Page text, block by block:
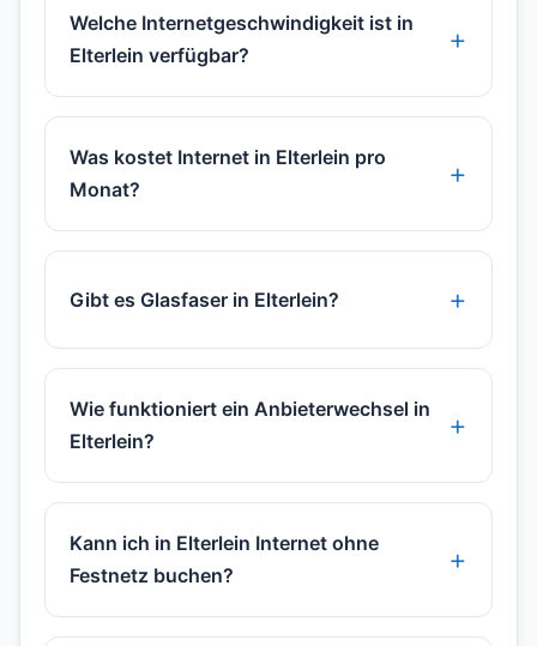
Welche Internetgeschwindigkeit ist in
Elterlein verfügbar?
Was kostet Internet in Elterlein pro
Monat?
Gibt es Glasfaser in Elterlein?
Wie funktioniert ein Anbieterwechsel in
Elterlein?
Kann ich in Elterlein Internet ohne
Festnetz buchen?